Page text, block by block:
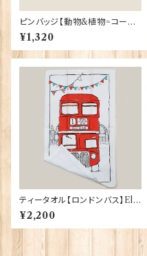
ピンバッジ【動物&植物=コーギ
ーロンドン】Tradition 90040
-T1335
¥1,320
ティータオル【ロンドンバス】Elg
ate Products 50001-S（702
71）
¥2,200